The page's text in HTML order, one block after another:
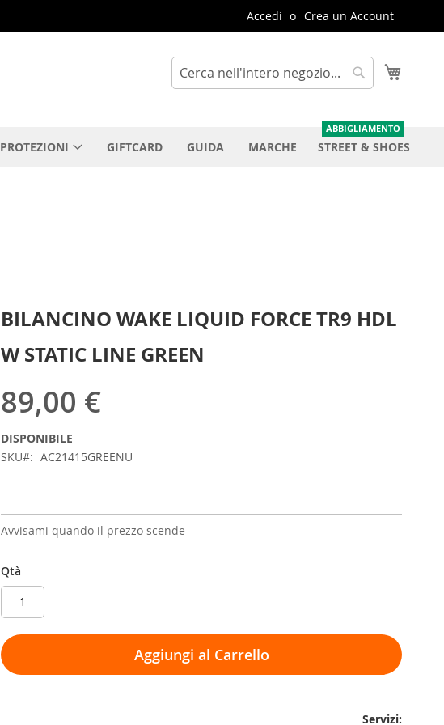
Accedi Crea un Account
Cerca
PROTEZIONI GIFTCARD GUIDA MARCHE STREET & SHOES
BILANCINO WAKE LIQUID FORCE TR9 HDL
W STATIC LINE GREEN
89,00 €
DISPONIBILE
SKU
AC21415GREENU
Avvisami quando il prezzo scende
Qtà
Aggiungi al Carrello
Servizi: